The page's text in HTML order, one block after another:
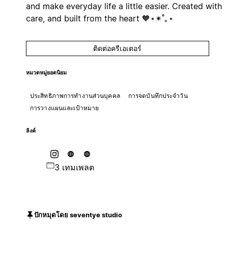
and make everyday life a little easier. Created with
care, and built from the heart 🧡⋆✴︎˚｡⋆
ติดต่อครีเอเตอร์
หมวดหมู่ยอดนิยม
ประสิทธิภาพการทำงานส่วนบุคคล
การจดบันทึกประจำวัน
การวางแผนและเป้าหมาย
ลิงค์
3 เทมเพลต
ปักหมุดโดย seventye studio